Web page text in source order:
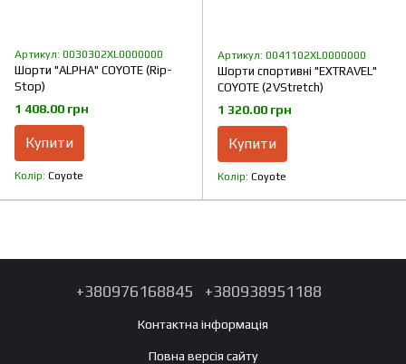
Артикул: 0030302XL0000000
Шорти "ALPHA" COYOTE (Rip-
Stop)
1 408.00 грн
Купити
Колір Coyote
Артикул: 0041102XL0000000
Шорти спортивні "EXTRAVEL"
COYOTE (2VStretch)
1 320.00 грн
Купити
Колір Coyote
+380976168845 +380938951188
Контактна інформація
Повна версія сайту